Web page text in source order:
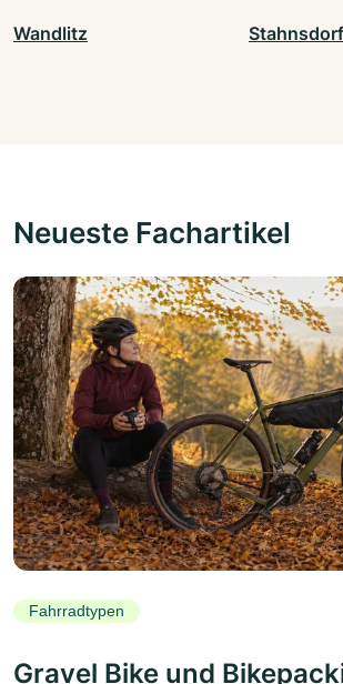
Wandlitz Stahnsdorf
Neueste Fachartikel
Fahrradtypen
Gravel Bike und